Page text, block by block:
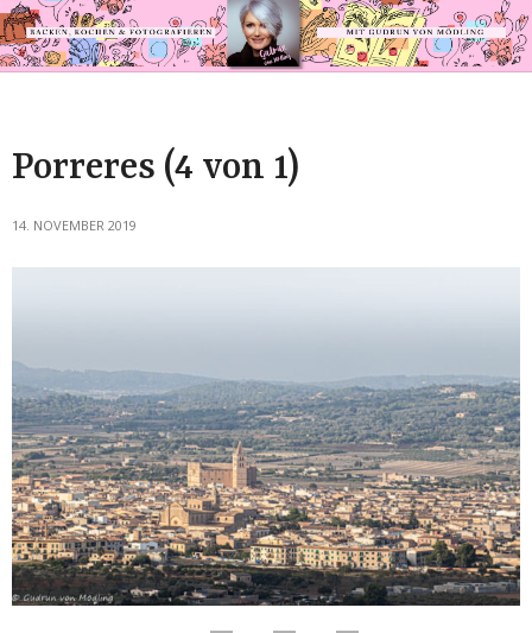
Porreres (4 von 1)
14. NOVEMBER 2019